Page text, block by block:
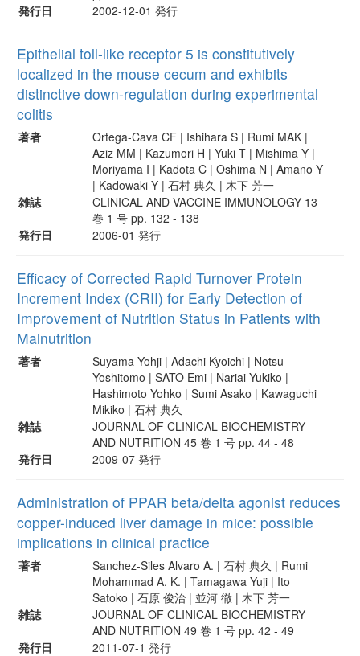
発行日
2002-12-01 発行
Epithelial toll-like receptor 5 is constitutively
localized in the mouse cecum and exhibits
distinctive down-regulation during experimental
colitis
著者
Ortega-Cava CF | Ishihara S | Rumi MAK |
Aziz MM | Kazumori H | Yuki T | Mishima Y |
Moriyama I | Kadota C | Oshima N | Amano Y
| Kadowaki Y | 石村 典久 | 木下 芳一
雑誌
CLINICAL AND VACCINE IMMUNOLOGY 13
巻 1 号 pp. 132 - 138
発行日
2006-01 発行
Efficacy of Corrected Rapid Turnover Protein
Increment Index (CRII) for Early Detection of
Improvement of Nutrition Status in Patients with
Malnutrition
著者
Suyama Yohji | Adachi Kyoichi | Notsu
Yoshitomo | SATO Emi | Nariai Yukiko |
Hashimoto Yohko | Sumi Asako | Kawaguchi
Mikiko | 石村 典久
雑誌
JOURNAL OF CLINICAL BIOCHEMISTRY
AND NUTRITION 45 巻 1 号 pp. 44 - 48
発行日
2009-07 発行
Administration of PPAR beta/delta agonist reduces
copper-induced liver damage in mice: possible
implications in clinical practice
著者
Sanchez-Siles Alvaro A. | 石村 典久 | Rumi
Mohammad A. K. | Tamagawa Yuji | Ito
Satoko | 石原 俊治 | 並河 徹 | 木下 芳一
雑誌
JOURNAL OF CLINICAL BIOCHEMISTRY
AND NUTRITION 49 巻 1 号 pp. 42 - 49
発行日
2011-07-1 発行